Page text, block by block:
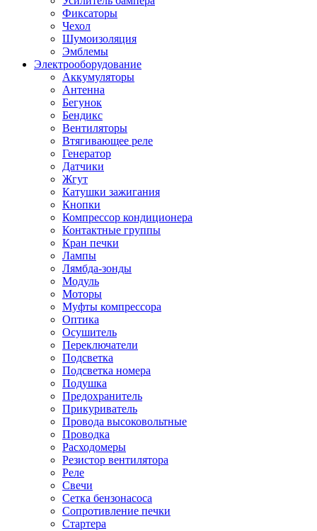
Фиксаторы
Чехол
Шумоизоляция
Эмблемы
Электрооборудование
Аккумуляторы
Антенна
Бегунок
Бендикс
Вентиляторы
Втягивающее реле
Генератор
Датчики
Жгут
Катушки зажигания
Кнопки
Компрессор кондиционера
Контактные группы
Кран печки
Лампы
Лямбда-зонды
Модуль
Моторы
Муфты компрессора
Оптика
Осушитель
Переключатели
Подсветка
Подсветка номера
Подушка
Предохранитель
Прикуриватель
Провода высоковольтные
Проводка
Расходомеры
Резистор вентилятора
Реле
Свечи
Сетка бензонасоса
Сопротивление печки
Стартера